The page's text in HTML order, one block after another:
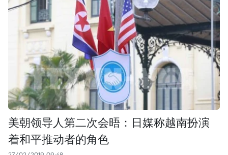
美朝领导人第二次会晤：日媒称越南扮演
着和平推动者的角色